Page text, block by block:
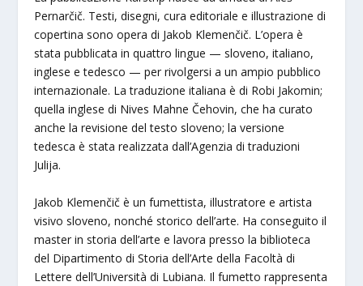
Pernarčič. Testi, disegni, cura editoriale e illustrazione di
copertina sono opera di Jakob Klemenčič. L’opera è
stata pubblicata in quattro lingue — sloveno, italiano,
inglese e tedesco — per rivolgersi a un ampio pubblico
internazionale. La traduzione italiana è di Robi Jakomin;
quella inglese di Nives Mahne Čehovin, che ha curato
anche la revisione del testo sloveno; la versione
tedesca è stata realizzata dall’Agenzia di traduzioni
Julija.
Jakob Klemenčič è un fumettista, illustratore e artista
visivo sloveno, nonché storico dell’arte. Ha conseguito il
master in storia dell’arte e lavora presso la biblioteca
del Dipartimento di Storia dell’Arte della Facoltà di
Lettere dell’Università di Lubiana. Il fumetto rappresenta